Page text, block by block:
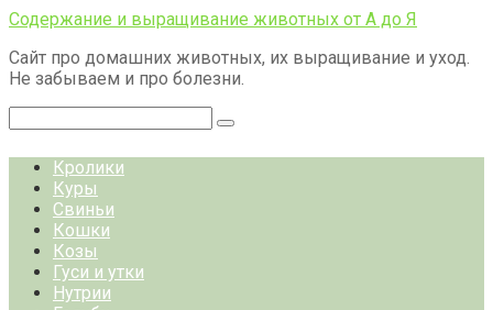
Перейти
контенту
Содержание и выращивание животных от А до Я
Сайт про домашних животных, их выращивание и уход.
Не забываем и про болезни.
Кролики
Куры
Свиньи
Кошки
Козы
Гуси и утки
Нутрии